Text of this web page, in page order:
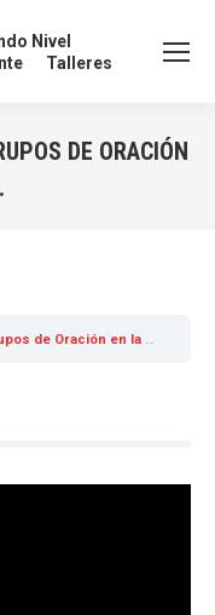
Nivel
Talleres
DE ORACIÓN
de Oración en la RCC?.